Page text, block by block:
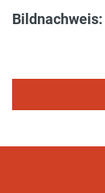
Bildnachweis: